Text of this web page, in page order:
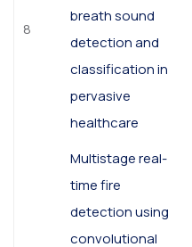
8
breath sound
detection and
classification in
pervasive
healthcare
Multistage real-
time fire
detection using
convolutional